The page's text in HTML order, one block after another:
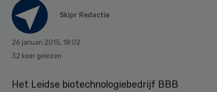
Skipr Redactie
26 januari 2015, 18:02
32 keer gelezen
Het Leidse biotechnologiebedrijf BBB